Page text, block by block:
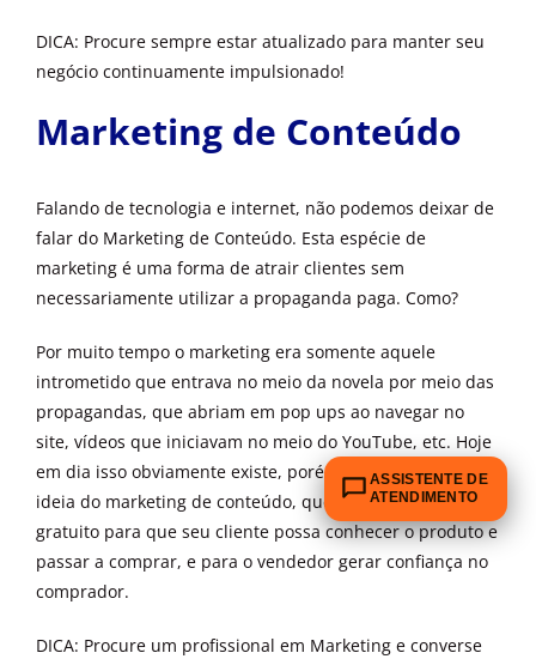
DICA: Procure sempre estar atualizado para manter seu
negócio continuamente impulsionado!
Marketing de Conteúdo
Falando de tecnologia e internet, não podemos deixar de
falar do Marketing de Conteúdo. Esta espécie de
marketing é uma forma de atrair clientes sem
necessariamente utilizar a propaganda paga. Como?
Por muito tempo o marketing era somente aquele
intrometido que entrava no meio da novela por meio das
propagandas, que abriam em pop ups ao navegar no
site, vídeos que iniciavam no meio do YouTube, etc. Hoje
em dia isso obviamente existe, porém, somou-se a isso a
ideia do marketing de conteúdo, que é oferecer algo
gratuito para que seu cliente possa conhecer o produto e
passar a comprar, e para o vendedor gerar confiança no
comprador.
DICA: Procure um profissional em Marketing e converse
ASSISTENTE DE
ATENDIMENTO